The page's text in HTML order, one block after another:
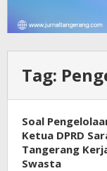
Tag:
Soal
Ketua DPRD
Tangerang
Swasta